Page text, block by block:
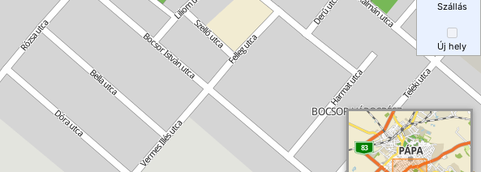
Szállás
Új hely